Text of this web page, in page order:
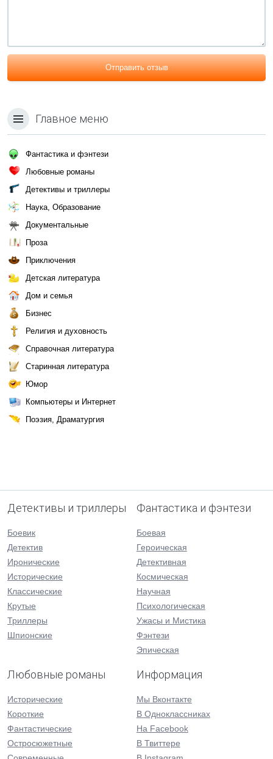
Отправить отзыв
Главное меню
Фантастика и фэнтези
Любовные романы
Детективы и триллеры
Наука, Образование
Документальные
Проза
Приключения
Детская литература
Дом и семья
Бизнес
Религия и духовность
Справочная литература
Старинная литература
Юмор
Компьютеры и Интернет
Поэзия, Драматургия
Детективы и триллеры
Боевик
Детектив
Иронические
Исторические
Классические
Крутые
Триллеры
Шпионские
Фантастика и фэнтези
Боевая
Героическая
Детективная
Космическая
Научная
Психологическая
Ужасы и Мистика
Фэнтези
Эпическая
Любовные романы
Исторические
Короткие
Фантастические
Остросюжетные
Информация
Мы Вконтакте
В Одноклассниках
На Facebook
В Твиттере